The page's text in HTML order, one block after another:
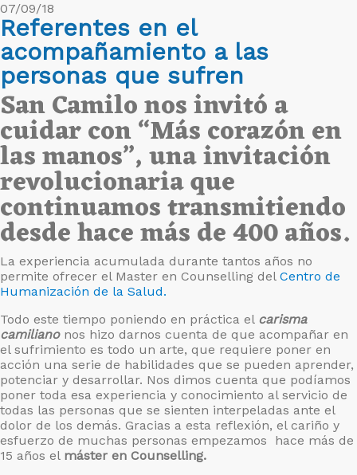
07/09/18
Referentes en el
acompañamiento a las
personas que sufren
San Camilo nos invitó a
cuidar con“Más corazón en
las manos”,una invitación
revolucionaria que
continuamos transmitiendo
desde hace más de 400 años.
La experiencia acumulada durante tantos años no
permite ofrecer el Master en Counselling del Centro de
Humanización de la Salud.
Todo este tiempo poniendo en práctica el carisma
camilianonos hizo darnos cuenta de que acompañar en
el sufrimiento es todo un arte, que requiere poner en
acción una serie de habilidades que se pueden aprender,
potenciar y desarrollar. Nos dimos cuenta que podíamos
poner toda esa experiencia y conocimiento al servicio de
todas las personas que se sienten interpeladas ante el
dolor de los demás. Gracias a esta reflexión, el cariño y
esfuerzo de muchas personas empezamos hace más de
15 años el máster en Counselling.